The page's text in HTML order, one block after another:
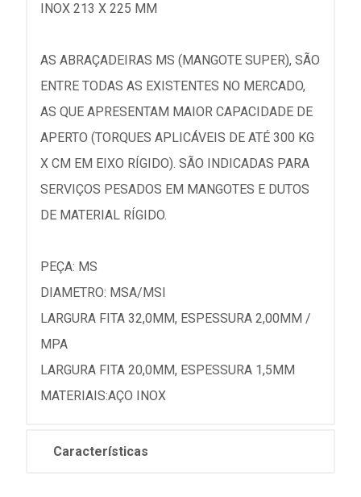
INOX 213 X 225 MM
AS ABRAÇADEIRAS MS (MANGOTE SUPER), SÃO
ENTRE TODAS AS EXISTENTES NO MERCADO,
AS QUE APRESENTAM MAIOR CAPACIDADE DE
APERTO (TORQUES APLICÁVEIS DE ATÉ 300 KG
X CM EM EIXO RÍGIDO). SÃO INDICADAS PARA
SERVIÇOS PESADOS EM MANGOTES E DUTOS
DE MATERIAL RÍGIDO.
PEÇA: MS
DIAMETRO: MSA/MSI
LARGURA FITA 32,0MM, ESPESSURA 2,00MM /
MPA
LARGURA FITA 20,0MM, ESPESSURA 1,5MM
MATERIAIS:AÇO INOX
Características